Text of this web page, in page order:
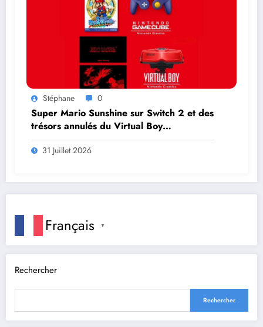
Stéphane 0
Super Mario Sunshine sur Switch 2 et des
trésors annulés du Virtual Boy
débarquent en août
31 Juillet 2026
Français ▼
Rechercher
Rechercher